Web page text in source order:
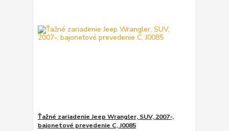
Ťažné zariadenie Jeep Wrangler, SUV, 2007-,
bajonetové prevedenie C, J0085